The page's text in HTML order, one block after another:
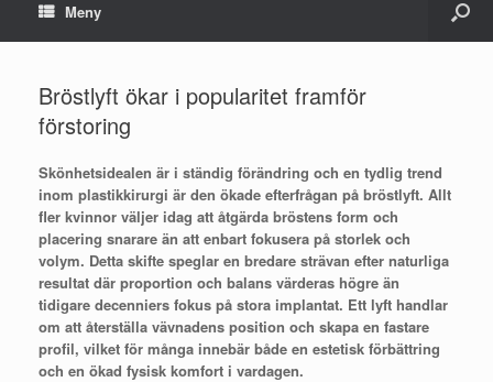
Meny
Bröstlyft ökar i popularitet framför
förstoring
Skönhetsidealen är i ständig förändring och en tydlig trend
inom plastikkirurgi är den ökade efterfrågan på bröstlyft. Allt
fler kvinnor väljer idag att åtgärda bröstens form och
placering snarare än att enbart fokusera på storlek och
volym. Detta skifte speglar en bredare strävan efter naturliga
resultat där proportion och balans värderas högre än
tidigare decenniers fokus på stora implantat. Ett lyft handlar
om att återställa vävnadens position och skapa en fastare
profil, vilket för många innebär både en estetisk förbättring
och en ökad fysisk komfort i vardagen.